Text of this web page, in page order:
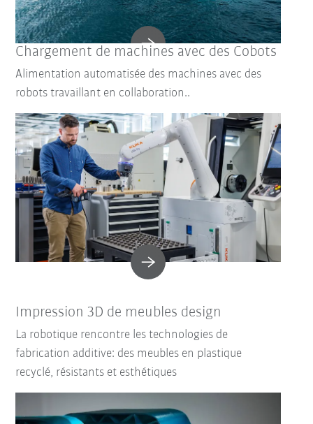
Chargement de machines avec des Cobots
Alimentation automatisée des machines avec des
robots travaillant en collaboration..
Impression 3D de meubles design
La robotique rencontre les technologies de
fabrication additive: des meubles en plastique
recyclé, résistants et esthétiques